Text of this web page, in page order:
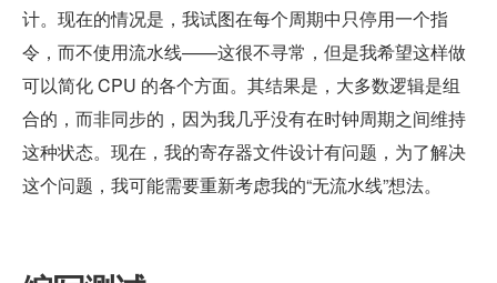
计。现在的情况是，我试图在每个周期中只停用一个指
令，而不使用流水线——这很不寻常，但是我希望这样做
可以简化 CPU 的各个方面。其结果是，大多数逻辑是组
合的，而非同步的，因为我几乎没有在时钟周期之间维持
这种状态。现在，我的寄存器文件设计有问题，为了解决
这个问题，我可能需要重新考虑我的“无流水线”想法。